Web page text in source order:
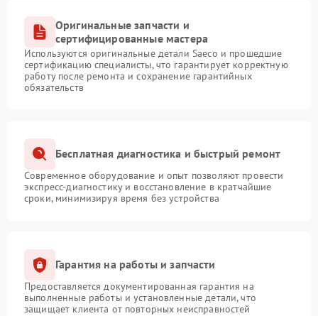
Оригинальные запчасти и
сертифицированные мастера
Используются оригинальные детали Saeco и прошедшие
сертификацию специалисты, что гарантирует корректную
работу после ремонта и сохранение гарантийных
обязательств
Бесплатная диагностика и быстрый ремонт
Современное оборудование и опыт позволяют провести
экспресс-диагностику и восстановление в кратчайшие
сроки, минимизируя время без устройства
Гарантия на работы и запчасти
Предоставляется документированная гарантия на
выполненные работы и установленные детали, что
защищает клиента от повторных неисправностей